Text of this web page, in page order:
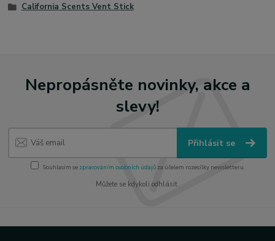
California Scents Vent Stick
Nepropásněte novinky, akce a
slevy!
Přihlásit se
Souhlasím se zpracováním osobních údajůza účelem rozesílky newsletteru.
Můžete se kdykoli odhlásit.